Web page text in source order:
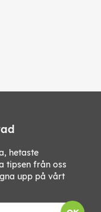
hetaste
tipsen från oss
upp på vårt